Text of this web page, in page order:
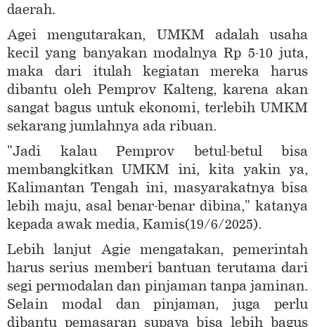
daerah.
Agei mengutarakan, UMKM adalah usaha
kecil yang banyakan modalnya Rp 5-10 juta,
maka dari itulah kegiatan mereka harus
dibantu oleh Pemprov Kalteng, karena akan
sangat bagus untuk ekonomi, terlebih UMKM
sekarang jumlahnya ada ribuan.
"Jadi kalau Pemprov betul-betul bisa
membangkitkan UMKM ini, kita yakin ya,
Kalimantan Tengah ini, masyarakatnya bisa
lebih maju, asal benar-benar dibina," katanya
kepada awak media, Kamis(19/6/2025).
Lebih lanjut Agie mengatakan, pemerintah
harus serius memberi bantuan terutama dari
segi permodalan dan pinjaman tanpa jaminan.
Selain modal dan pinjaman, juga perlu
dibantu pemasaran supaya bisa lebih bagus